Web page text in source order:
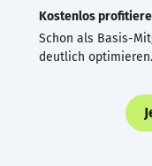
Kostenlos
Schon als Basis-
deutlich optimieren.